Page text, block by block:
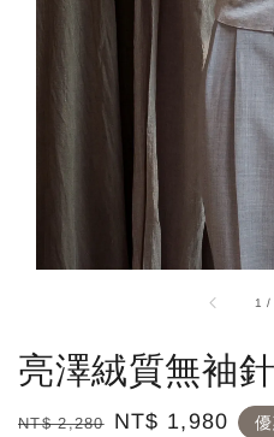
1 /
亮澤絨質無袖
Regular
NT$ 2,280
Sale
NT$ 1,980